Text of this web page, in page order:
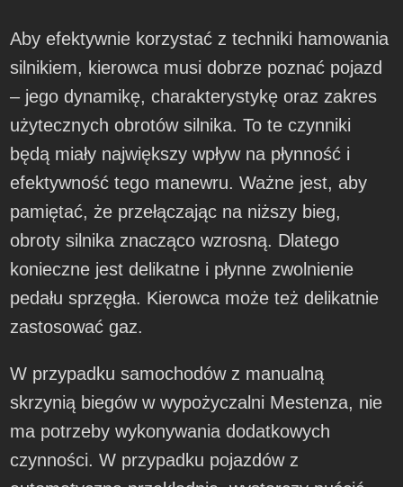
Aby efektywnie korzystać z techniki hamowania
silnikiem, kierowca musi dobrze poznać pojazd
– jego dynamikę, charakterystykę oraz zakres
użytecznych obrotów silnika. To te czynniki
będą miały największy wpływ na płynność i
efektywność tego manewru. Ważne jest, aby
pamiętać, że przełączając na niższy bieg,
obroty silnika znacząco wzrosną. Dlatego
konieczne jest delikatne i płynne zwolnienie
pedału sprzęgła. Kierowca może też delikatnie
zastosować gaz.
W przypadku samochodów z manualną
skrzynią biegów w wypożyczalni Mestenza, nie
ma potrzeby wykonywania dodatkowych
czynności. W przypadku pojazdów z